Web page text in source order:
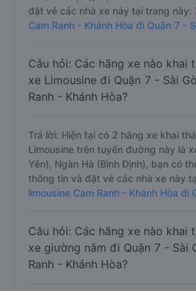
đặt vé các nhà xe này tại trang này:
Cam Ranh - Khánh Hòa đi Quận 7 -
Câu hỏi: Các hãng xe nào khai
xe Limousine đi Quận 7 - Sài
Ranh - Khánh Hòa?
Trả lời: Hiện tại có 2 hãng xe khai
Limousine trên tuyến đường này là
Yên), Ngàn Hà (Bình Định), bạn có
thông tin và đặt vé các nhà xe này
limousine Cam Ranh - Khánh Hòa đi
Câu hỏi: Các hãng xe nào khai
xe giường nằm đi Quận 7 - Sài
Ranh - Khánh Hòa?